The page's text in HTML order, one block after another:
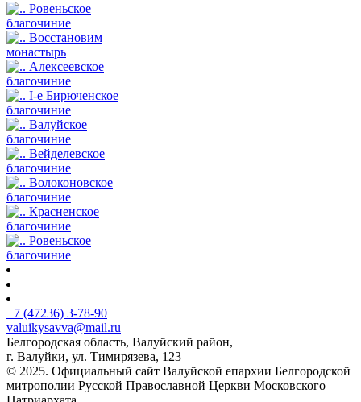
Ровеньское
благочиние
Восстановим
монастырь
Алексеевское
благочиние
I-е Бирюченское
благочиние
Валуйское
благочиние
Вейделевское
благочиние
Волоконовское
благочиние
Красненское
благочиние
Ровеньское
благочиние
+7 (47236) 3-78-90
valuikysavva@mail.ru
Белгородская область, Валуйский район,
г. Валуйки, ул. Тимирязева, 123
© 2025. Официальный сайт Валуйской епархии Белгородской
митрополии Русской Православной Церкви Московского